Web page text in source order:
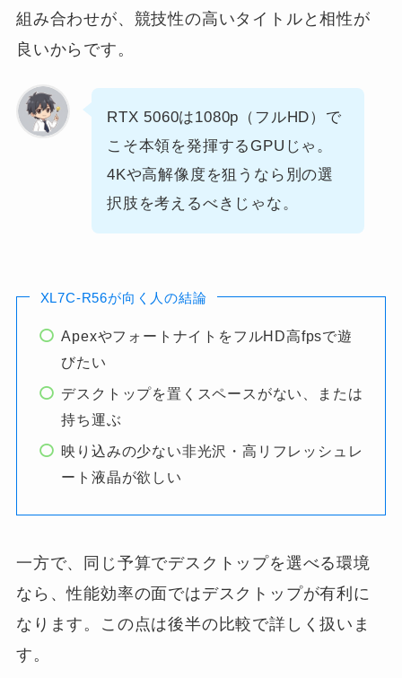
組み合わせが、競技性の高いタイトルと相性が
良いからです。
RTX 5060は1080p（フルHD）で
こそ本領を発揮するGPUじゃ。
4Kや高解像度を狙うなら別の選
択肢を考えるべきじゃな。
XL7C-R56が向く人の結論
ApexやフォートナイトをフルHD高fpsで遊
びたい
デスクトップを置くスペースがない、または
持ち運ぶ
映り込みの少ない非光沢・高リフレッシュレ
ート液晶が欲しい
一方で、同じ予算でデスクトップを選べる環境
なら、性能効率の面ではデスクトップが有利に
なります。この点は後半の比較で詳しく扱いま
す。